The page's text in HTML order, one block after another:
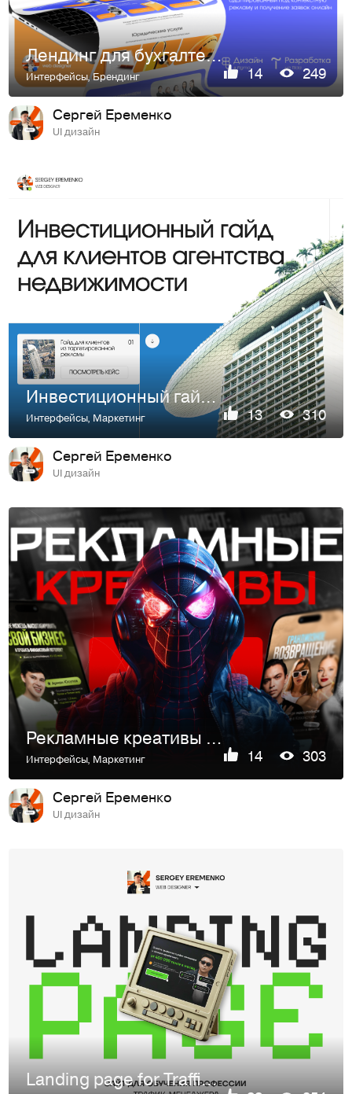
Лендинг для бухгалтерских услуг
Интерфейсы,Брендинг 14 249
Сергей Еременко
UI дизайн
Инвестиционный гайд для клиентов агентства недвижимости
Интерфейсы, Маркетинг 13 310
Сергей Еременко
UI дизайн
Рекламные креативы для инфобизнеса
Интерфейсы, Маркетинг 14 303
Сергей Еременко
UI дизайн
Landing page for Traffic Manager course — Lead Hunters